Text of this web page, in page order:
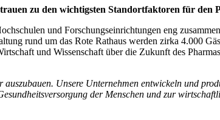
zu den wichtigsten Standortfaktoren für den
und Forschungseinrichtungen eng
rund um das Rote Rathaus werden zirka 4.000
und Wissenschaft über die Zukunft des
Unsere Unternehmen entwickeln und
der Menschen und zur